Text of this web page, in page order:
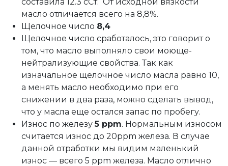
масло отличается всего на 8,8%.
Щелочное число 8,4
Щелочное число сработалось, это говорит о
том, что масло выполняло свои моюще-
нейтрализующие свойства. Так как
изначальное щелочное число масла равно 10,
а менять масло необходимо при его
снижении в два раза, можно сделать вывод,
что у масла еще остался запас по пробегу.
Износ по железу5 ppm. Нормальным износом
считается износ до 20ppm железа. В случае
данной отработки мы видим маленький
износ — всего 5 ppm железа. Масло отлично